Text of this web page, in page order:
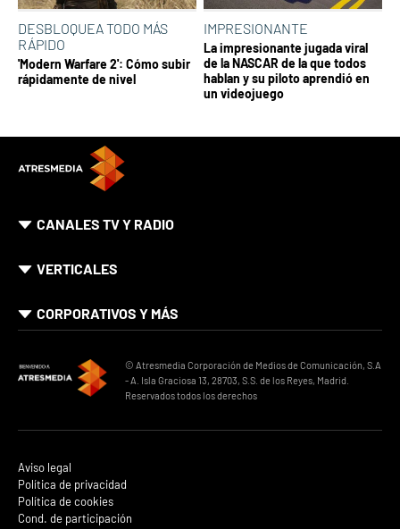
DESBLOQUEA TODO MÁS
RÁPIDO
'Modern Warfare 2': Cómo subir
rápidamente de nivel
IMPRESIONANTE
La impresionante jugada viral
de la NASCAR de la que todos
hablan y su piloto aprendió en
un videojuego
CANALES TV Y RADIO
VERTICALES
CORPORATIVOS Y MÁS
© Atresmedia Corporación de Medios de Comunicación, S.A
- A. Isla Graciosa 13, 28703, S.S. de los Reyes, Madrid.
Reservados todos los derechos
Aviso legal
Política de privacidad
Política de cookies
Cond. de participación